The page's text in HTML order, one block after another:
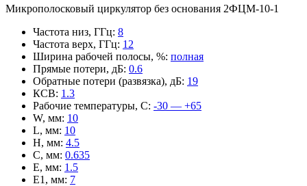
Микрополосковый циркулятор без основания 2ФЦМ-10-1
Частота низ, ГГц: 8
Частота верх, ГГц: 12
Ширина рабочей полосы, %: полная
Прямые потери, дБ: 0.6
Обратные потери (развязка), дБ: 19
КСВ: 1.3
Рабочие температуры, С: -30 — +65
W, мм: 10
L, мм: 10
H, мм: 4.5
C, мм: 0.635
E, мм: 1.5
E1, мм: 7